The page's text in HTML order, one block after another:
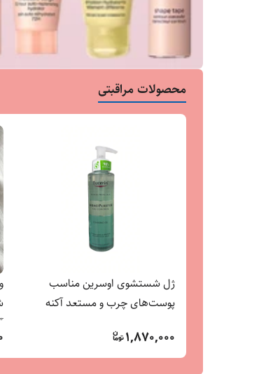
محصولات مراقبتی
ژل شستشوی اوسرین مناسب
پوست‌های چرب و مستعد آکنه
1,870,000